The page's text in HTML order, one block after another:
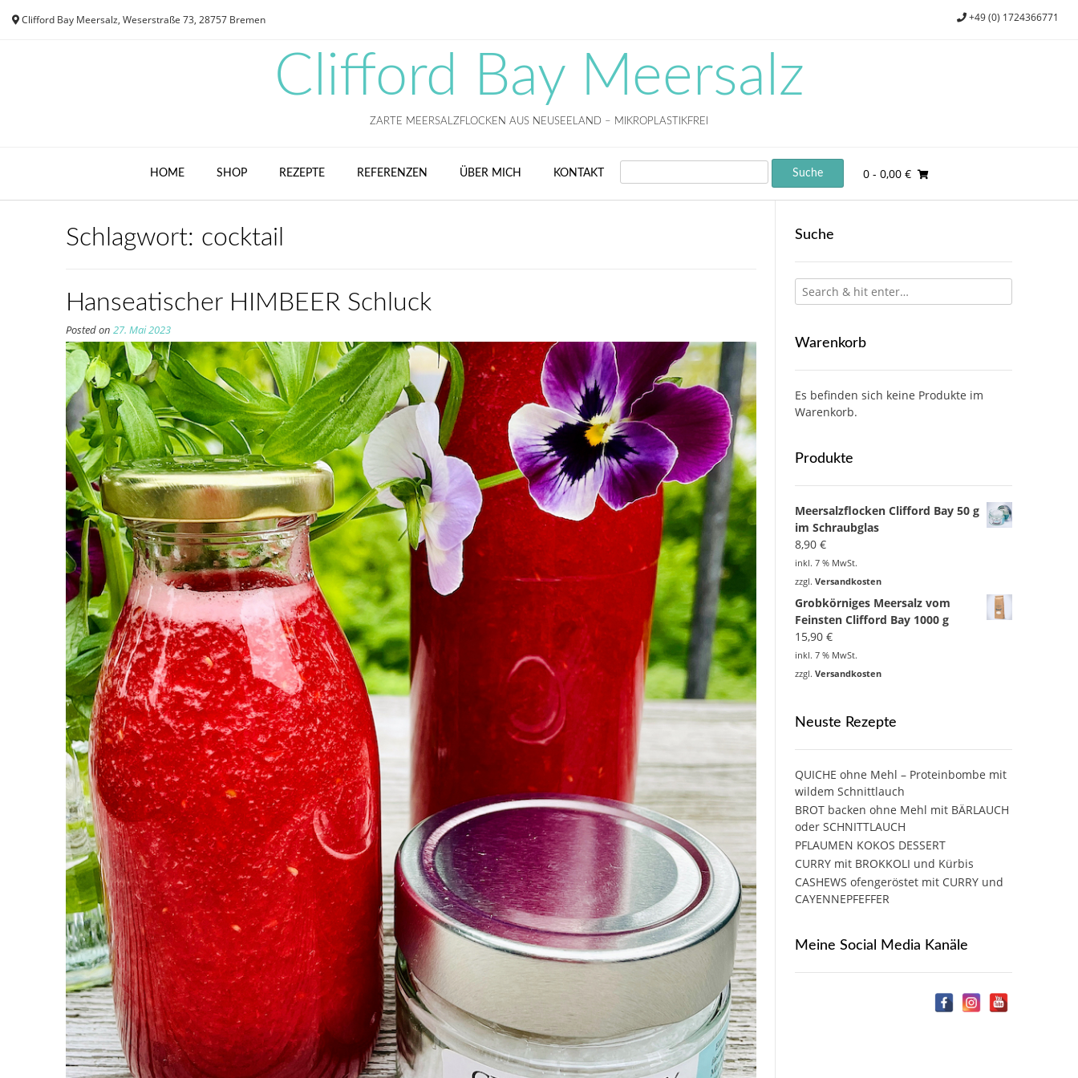
Clifford Bay Meersalz, Weserstraße 73, 28757 Bremen +49 (0) 1724366771
Clifford Bay Meersalz
ZARTE MEERSALZFLOCKEN AUS NEUSEELAND – MIKROPLASTIKFREI
HOME SHOP REZEPTE REFERENZEN ÜBER MICH KONTAKT SEARCH 0- 0,00 €
Schlagwort: cocktail
Hanseatischer HIMBEER Schluck
Posted on 27. Mai 2023
Suche
Warenkorb
Es befinden sich keine Produkte im
Warenkorb.
Produkte
Meersalzflocken Clifford Bay 50 g
im Schraubglas
8,90 €
inkl. 7 % MwSt.
zzgl. Versandkosten
Grobkörniges Meersalz vom
Feinsten Clifford Bay 1000 g
15,90 €
inkl. 7 % MwSt.
zzgl. Versandkosten
Neuste Rezepte
QUICHE ohne Mehl – Proteinbombe mit
wildem Schnittlauch
BROT backen ohne Mehl mit BÄRLAUCH
oder SCHNITTLAUCH
PFLAUMEN KOKOS DESSERT
CURRY mit BROKKOLI und Kürbis
CASHEWS ofengeröstet mit CURRY und
CAYENNEPFEFFER
Meine Social Media Kanäle